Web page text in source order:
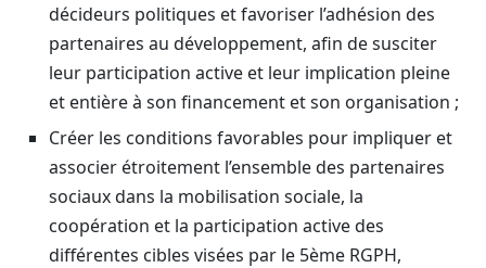
décideurs politiques et favoriser l’adhésion des
partenaires au développement, afin de susciter
leur participation active et leur implication pleine
et entière à son financement et son organisation ;
Créer les conditions favorables pour impliquer et
associer étroitement l’ensemble des partenaires
sociaux dans la mobilisation sociale, la
coopération et la participation active des
différentes cibles visées par le 5ème RGPH,